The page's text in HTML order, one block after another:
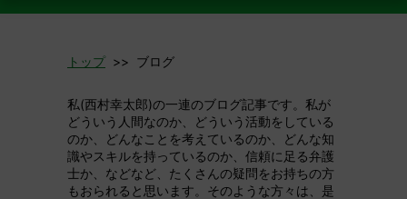
トップ>> ブログ
私(西村幸太郎)の一連のブログ記事です。私が
どういう人間なのか、どういう活動をしている
のか、どんなことを考えているのか、どんな知
識やスキルを持っているのか、信頼に足る弁護
士か、などなど、たくさんの疑問をお持ちの方
もおられると思います。そのような方々は、是